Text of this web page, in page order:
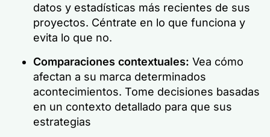
datos y estadísticas más recientes de sus
proyectos. Céntrate en lo que funciona y
evita lo que no.
Comparaciones contextuales: Vea cómo
afectan a su marca determinados
acontecimientos. Tome decisiones basadas
en un contexto detallado para que sus
estrategias